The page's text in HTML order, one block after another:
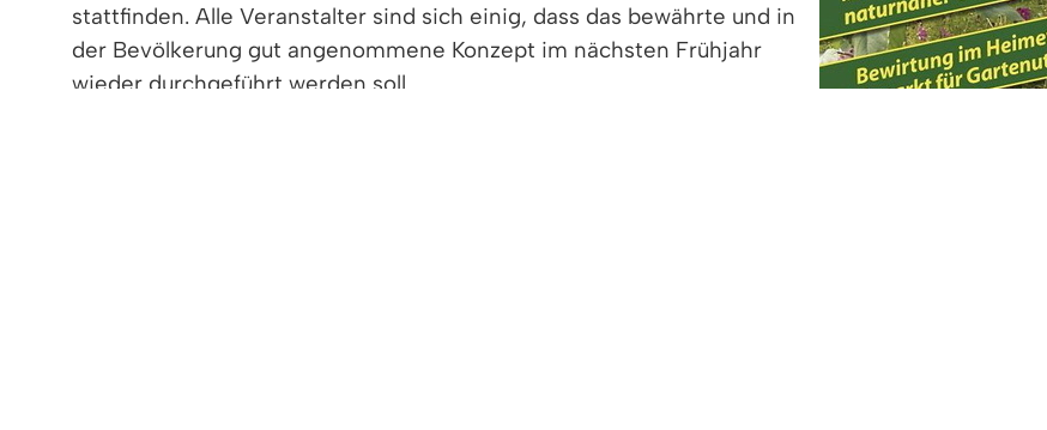
stattfinden. Alle Veranstalter sind sich einig, dass das bewährte und in
der Bevölkerung gut angenommene Konzept im nächsten Frühjahr
wieder durchgeführt werden soll.